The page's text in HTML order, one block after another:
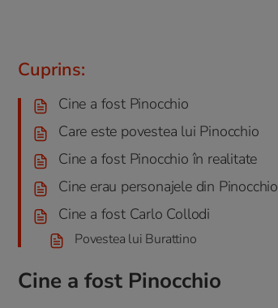
Cuprins:
Cine a fost Pinocchio
Care este povestea lui Pinocchio
Cine a fost Pinocchio în realitate
Cine erau personajele din Pinocchio
Cine a fost Carlo Collodi
Povestea lui Burattino
Cine a fost Pinocchio